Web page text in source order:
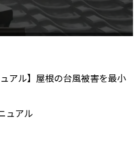
ュアル】屋根の台風被害を最小